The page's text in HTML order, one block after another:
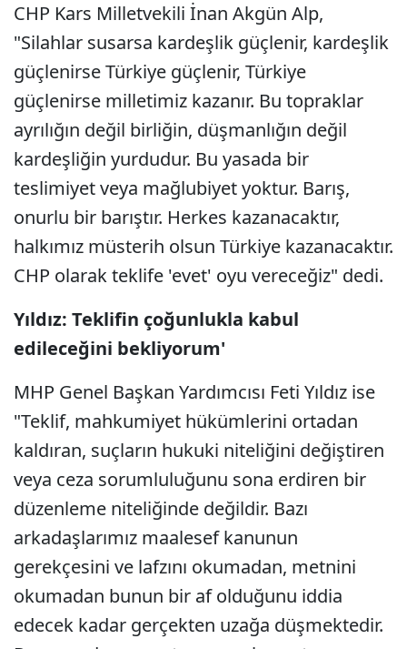
CHP Kars Milletvekili İnan Akgün Alp,
"Silahlar susarsa kardeşlik güçlenir, kardeşlik
güçlenirse Türkiye güçlenir, Türkiye
güçlenirse milletimiz kazanır. Bu topraklar
ayrılığın değil birliğin, düşmanlığın değil
kardeşliğin yurdudur. Bu yasada bir
teslimiyet veya mağlubiyet yoktur. Barış,
onurlu bir barıştır. Herkes kazanacaktır,
halkımız müsterih olsun Türkiye kazanacaktır.
CHP olarak teklife 'evet' oyu vereceğiz" dedi.
Yıldız: Teklifin çoğunlukla kabul
edileceğini bekliyorum'
MHP Genel Başkan Yardımcısı Feti Yıldız ise
"Teklif, mahkumiyet hükümlerini ortadan
kaldıran, suçların hukuki niteliğini değiştiren
veya ceza sorumluluğunu sona erdiren bir
düzenleme niteliğinde değildir. Bazı
arkadaşlarımız maalesef kanunun
gerekçesini ve lafzını okumadan, metnini
okumadan bunun bir af olduğunu iddia
edecek kadar gerçekten uzağa düşmektedir.